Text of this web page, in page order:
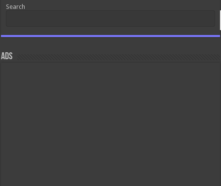
Search
ads